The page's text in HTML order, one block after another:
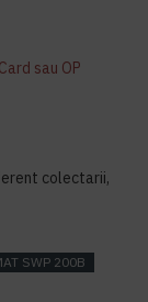
sau OP
colectarii,
SWP 200B